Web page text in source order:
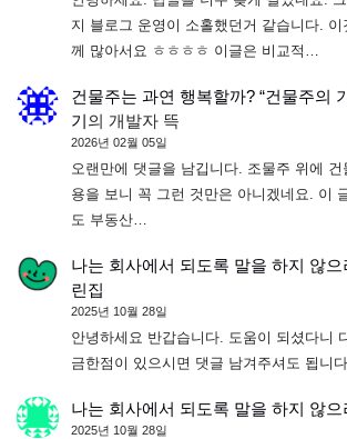
지 블로그 운영이 소홀했던거 같습니다.
께 많아서요 ㅎㅎㅎㅎ 이글은 비교적…
건물주는 과연 행복할까? “건물주의
기의 개발자 뜩
2026년 02월 05일
오랜만에 댓글을 남깁니다. 조물주 위에
용을 보니 꼭 그런 것만은 아니겠네요. 이
도 부동산…
나는 회사에서 되도록 말을 하지 않
린집
2025년 10월 28일
안녕하세요 반갑습니다. 도움이 되셨다니
금한점이 있으시면 댓글 남겨주셔도 됩니
나는 회사에서 되도록 말을 하지 않
2025년 10월 28일